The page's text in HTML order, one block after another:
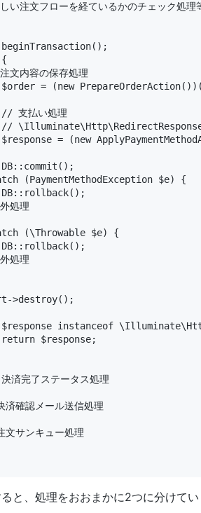
い注文フローを経ているかのチェック処理
内容の保存処理
= (new
支払い処理
= (new
(PaymentMethodException $e) {
処理
(\Throwable $e) {
処理
>destroy();
instanceof
$response;
済完了ステータス処理
確認メール送信処理
サンキュー処理
と、処理をおおまかに2つに分けてい